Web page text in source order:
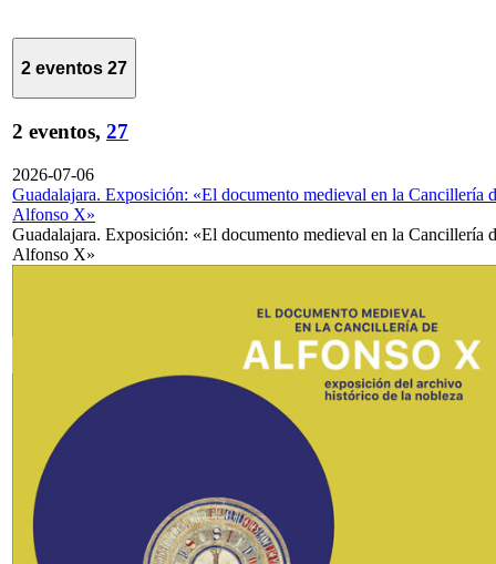
2 eventos 27
2 eventos, 27
2026-07-06
Guadalajara. Exposición: «El documento medieval en la Cancillería
Alfonso X»
Guadalajara. Exposición: «El documento medieval en la Cancillería
Alfonso X»